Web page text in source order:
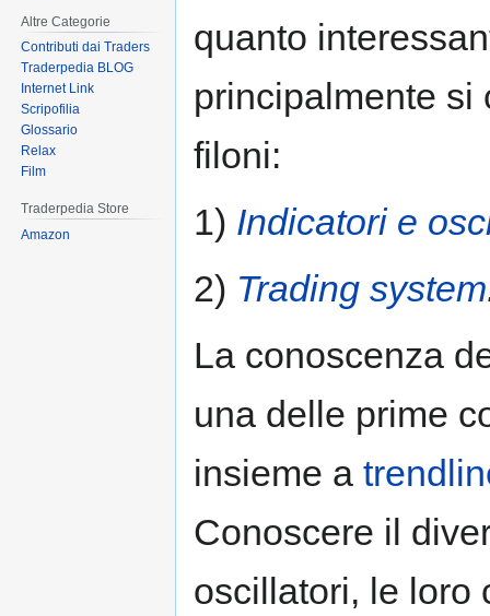
quanto
principalmente si
filoni:
1) Indicatori e
2) Trading system
La conoscenza
una delle prime
insieme a
Conoscere il
oscillatori, le loro
Altre Categorie
Contributi dai Traders
Traderpedia BLOG
Internet Link
Scripofilia
Glossario
Relax
Film
Traderpedia Store
Amazon